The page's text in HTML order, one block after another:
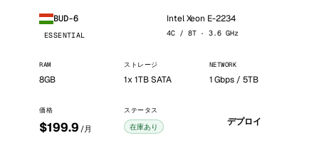
BUD-6
ESSENTIAL
Intel Xeon E-2234
4C / 8T · 3.6 GHz
RAM
8GB
ストレージ
1x 1TB SATA
NETWORK
1 Gbps / 5TB
価格
$199.9 /月
ステータス
在庫あり デプロイ